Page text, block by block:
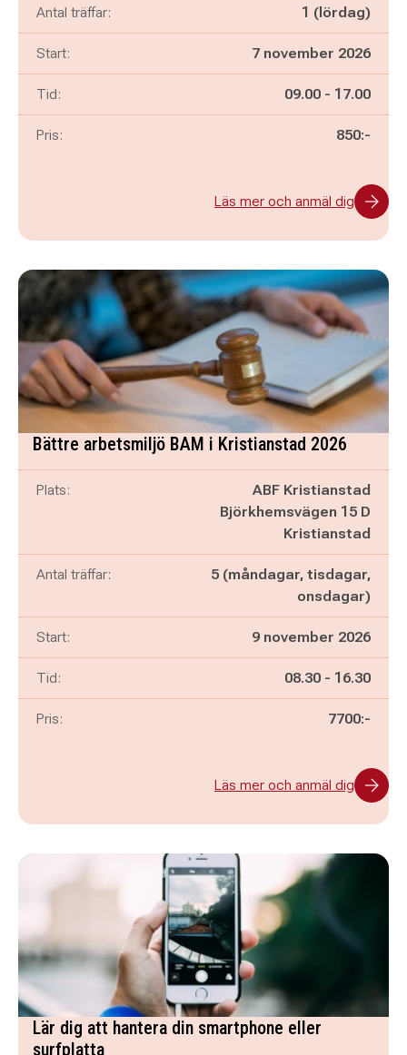
Antal träffar: 1 (lördag)
Start: 7 november 2026
Tid: Pågår mellan
09.00 - och
17.00
Pris: 850:-
Läs mer och anmäl dig
Bättre arbetsmiljö BAM i Kristianstad 2026
Plats:
ABF Kristianstad
Björkhemsvägen 15 D
Kristianstad
Antal träffar:
5 (måndagar, tisdagar,
onsdagar)
Start: 9 november 2026
Tid: Pågår mellan
08.30 - och
16.30
Pris: 7700:-
Läs mer och anmäl dig
Lär dig att hantera din smartphone eller
surfplatta